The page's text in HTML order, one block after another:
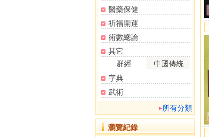
醫藥保健
祈福開運
術數總論
其它
群經
中國傳統
字典
武術
所有分類
瀏覽紀錄